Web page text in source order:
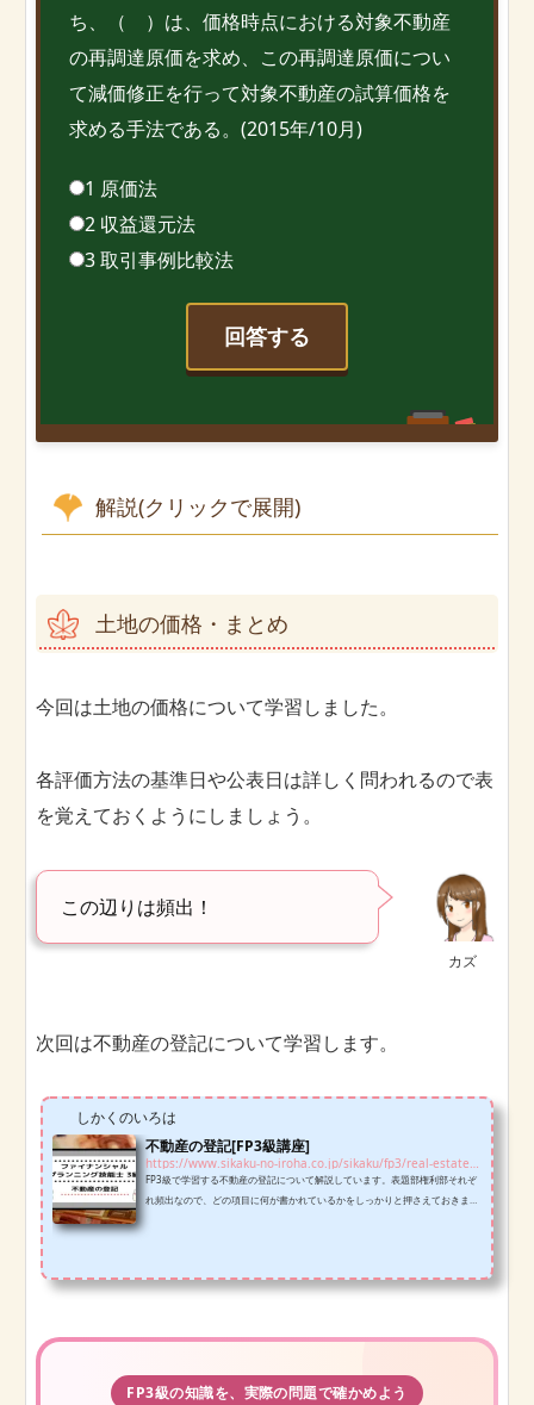
ち、（ ）は、価格時点における対象不動産
の再調達原価を求め、この再調達原価につい
て減価修正を行って対象不動産の試算価格を
求める手法である。(2015年/10月)
1 原価法
2 収益還元法
3 取引事例比較法
回答する
解説(クリックで展開)
土地の価格・まとめ
今回は土地の価格について学習しました。
各評価方法の基準日や公表日は詳しく問われるので表
を覚えておくようにしましょう。
カズ
この辺りは頻出！
次回は不動産の登記について学習します。
しかくのいろは
不動産の登記[FP3級講座]
https://www.sikaku-no-iroha.co.jp/sikaku/fp3/real-estate-registration-fp3
FP3級で学習する不動産の登記について解説しています。表題部権利部それぞ
れ頻出なので、どの項目に何が書かれているかをしっかりと押さえておきまし
FP3級の知識を、実際の問題で確かめよう